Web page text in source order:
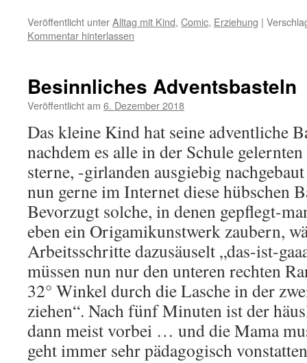
Veröffentlicht unterAlltag mit Kind, Comic, Erziehung |
Kommentar hinterlassen
Besinnliches Adventsbasteln
Veröffentlicht am 6. Dezember 2018
Das kleine Kind hat seine adventliche
nachdem es alle in der Schule
sterne, -girlanden ausgiebig
nun gerne im Internet diese hübschen
Bevorzugt solche, in denen gepflegt-
eben ein Origamikunstwerk zaubern,
Arbeitsschritte dazusäuselt „das-ist-
müssen nun nur den unteren rechten
32° Winkel durch die Lasche in der
ziehen“. Nach fünf Minuten ist der
dann meist vorbei … und die Mama
geht immer sehr pädagogisch